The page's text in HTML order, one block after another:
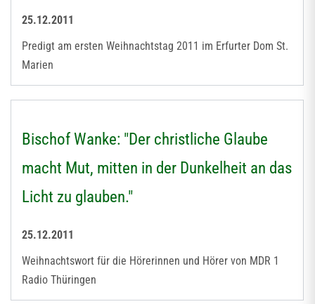
25.12.2011
Predigt am ersten Weihnachtstag 2011 im Erfurter Dom St.
Marien
Bischof Wanke: "Der christliche Glaube
macht Mut, mitten in der Dunkelheit an das
Licht zu glauben."
25.12.2011
Weihnachtswort für die Hörerinnen und Hörer von MDR 1
Radio Thüringen